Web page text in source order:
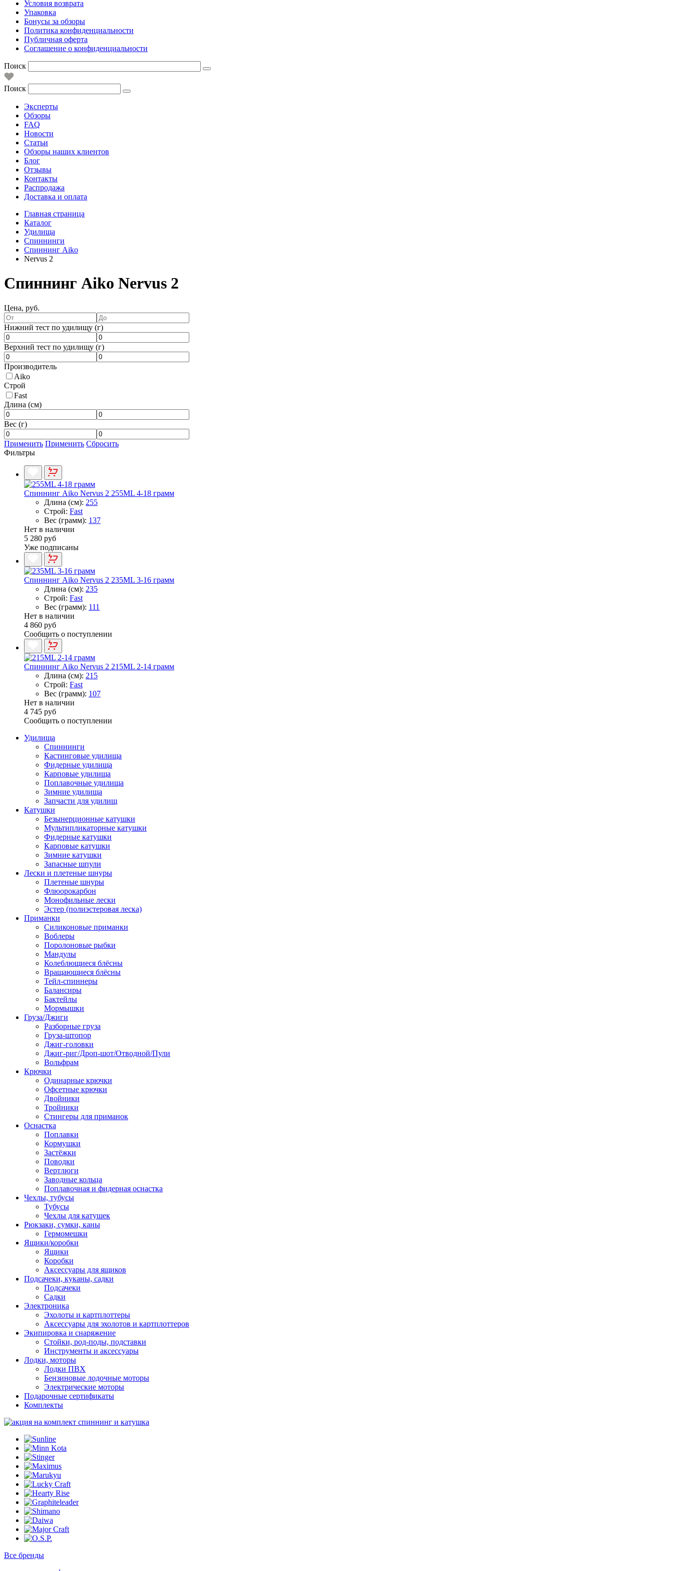
Условия возврата
Упаковка
Бонусы за обзоры
Политика конфиденциальности
Публичная оферта
Соглашение о конфиденциальности
Поиск
Поиск
Эксперты
Обзоры
FAQ
Новости
Статьи
Обзоры наших клиентов
Блог
Отзывы
Контакты
Распродажа
Доставка и оплата
Главная страница
Каталог
Удилища
Спиннинги
Спиннинг Aiko
Nervus 2
Спиннинг Aiko Nervus 2
Цена, руб.
Нижний тест по удилищу (г)
Верхний тест по удилищу (г)
Производитель
Aiko
Строй
Fast
Длина (см)
Вес (г)
Применить Применить Сбросить
Фильтры
Спиннинг Aiko Nervus 2 255ML 4-18 грамм
Длина (см): 255
Строй: Fast
Вес (грамм): 137
Нет в наличии
5 280 руб
Уже подписаны
Спиннинг Aiko Nervus 2 235ML 3-16 грамм
Длина (см): 235
Строй: Fast
Вес (грамм): 111
Нет в наличии
4 860 руб
Сообщить о поступлении
Спиннинг Aiko Nervus 2 215ML 2-14 грамм
Длина (см): 215
Строй: Fast
Вес (грамм): 107
Нет в наличии
4 745 руб
Сообщить о поступлении
Удилища
Спиннинги
Кастинговые удилища
Фидерные удилища
Карповые удилища
Поплавочные удилища
Зимние удилища
Запчасти для удилищ
Катушки
Безынерционные катушки
Мультипликаторные катушки
Фидерные катушки
Карповые катушки
Зимние катушки
Запасные шпули
Лески и плетеные шнуры
Плетеные шнуры
Флюорокарбон
Монофильные лески
Эстер (полиэстеровая леска)
Приманки
Силиконовые приманки
Воблеры
Поролоновые рыбки
Мандулы
Колеблющиеся блёсны
Вращающиеся блёсны
Тейл-спиннеры
Балансиры
Бактейлы
Мормышки
Груза/Джиги
Разборные груза
Груза-штопор
Джиг-головки
Джиг-риг/Дроп-шот/Отводной/Пули
Вольфрам
Крючки
Одинарные крючки
Офсетные крючки
Двойники
Тройники
Стингеры для приманок
Оснастка
Поплавки
Кормушки
Застёжки
Поводки
Вертлюги
Заводные кольца
Поплавочная и фидерная оснастка
Чехлы, тубусы
Тубусы
Чехлы для катушек
Рюкзаки, сумки, каны
Гермомешки
Ящики/коробки
Ящики
Коробки
Аксессуары для ящиков
Подсачеки, куканы, садки
Подсачеки
Садки
Электроника
Эхолоты и картплоттеры
Аксессуары для эхолотов и картплоттеров
Экипировка и снаряжение
Стойки, род-поды, подставки
Инструменты и аксессуары
Лодки, моторы
Лодки ПВХ
Бензиновые лодочные моторы
Электрические моторы
Подарочные сертификаты
Комплекты
Все бренды